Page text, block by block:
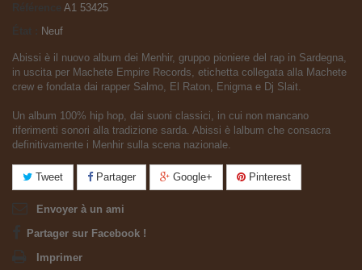
Référence
A1 53425
Neuf
Abissi è il nuovo album dei Menhir, gruppo pioniere del rap in Sardegna,
in uscita per Machete Empire Records, etichetta collegata alla Machete
crew e fondata dai rapper Salmo, El Raton, Enigma e Dj Slait.
Un album 100% hip hop, dai suoni classici, in cui non mancano
riferimenti sonori alla tradizione sarda. Abissi è lalbum che consacra
definitivamente i Menhir sulla scena nazionale.
Tweet Partager Google+ Pinterest
Envoyer à un ami
Partager sur Facebook !
Imprimer